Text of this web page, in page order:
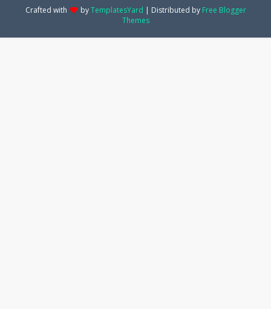
Crafted with
byTemplatesYard | Distributed by Free Blogger
Themes